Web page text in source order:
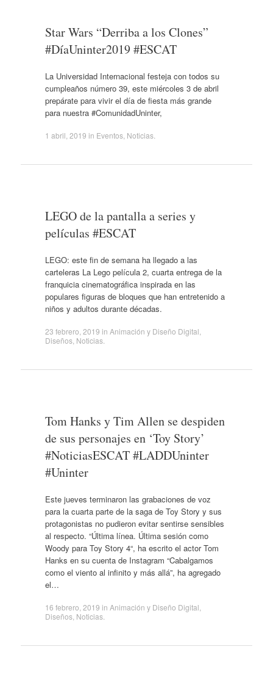
Star Wars “Derriba a los Clones”
#DíaUninter2019 #ESCAT
La Universidad Internacional festeja con todos su
cumpleaños número 39, este miércoles 3 de abril
prepárate para vivir el día de fiesta más grande
para nuestra #ComunidadUninter,
1 abril, 2019 in Eventos, Noticias.
LEGO de la pantalla a series y
películas #ESCAT
LEGO: este fin de semana ha llegado a las
carteleras La Lego película 2, cuarta entrega de la
franquicia cinematográfica inspirada en las
populares figuras de bloques que han entretenido a
niños y adultos durante décadas.
23 febrero, 2019 in Animación y Diseño Digital
Diseños, Noticias.
Tom Hanks y Tim Allen se despiden
de sus personajes en ‘Toy Story’
#NoticiasESCAT #LADDUninter
#Uninter
Este jueves terminaron las grabaciones de voz
para la cuarta parte de la saga de Toy Story y sus
protagonistas no pudieron evitar sentirse sensibles
al respecto. “Última línea. Última sesión como
Woody para Toy Story 4“, ha escrito el actor Tom
Hanks en su cuenta de Instagram “Cabalgamos
como el viento al infinito y más allá”, ha agregado
el…
16 febrero, 2019 in Animación y Diseño Digital
Diseños, Noticias.